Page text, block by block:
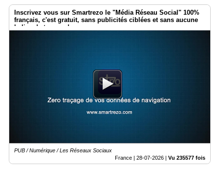
Inscrivez vous sur Smartrezo le "Média Réseau Social" 100%
français, c'est gratuit, sans publicités ciblées et sans aucune
balise de traçage !
PUB / Numérique / Les Réseaux Sociaux
France | 28-07-2026 | Vu 235577 fois